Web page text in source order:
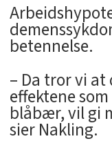
betennelse.
– Da tror vi
effektene
blåbær, vil gi
sier Nakling.